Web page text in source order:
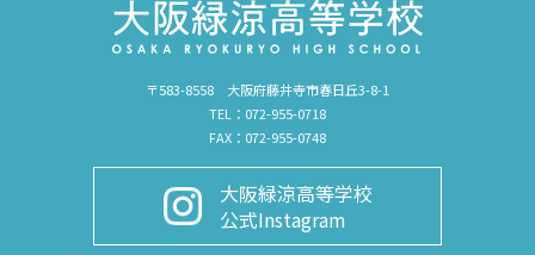
〒583-8558 大阪府藤井寺市春日丘3-8-1
TEL：072-955-0718
FAX：072-955-0748
大阪緑涼高等学校
公式Instagram